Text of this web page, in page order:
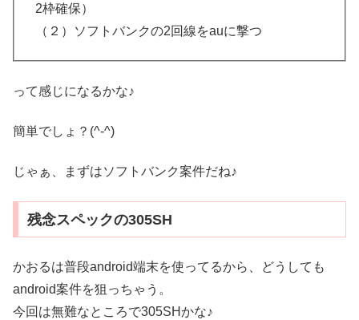
2枠確保）
（２）ソフトバンクの2回線をauに撃つ
って感じになるかな♪
簡単でしょ？(^-^)
じゃぁ、まずはソフトバンク案件だね♪
残念スペックの305SH
かおるは普段android端末を使ってるから、どうしても
android案件を狙っちゃう。
今回は無難なところで305SHかな♪